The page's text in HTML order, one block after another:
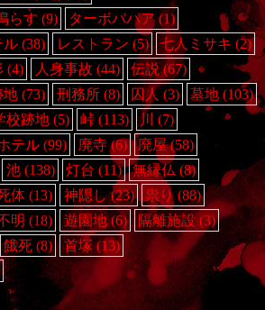
らす (9) ターボババア(1)
ル (38) レストラン (5) 七人ミサキ (2)
(4) 人身事故 (44) 伝説(67)
地 (73) 刑務所(8) 囚人 (3) 墓地(103)
校跡地(5) 峠(113) 川
(7)
テル (99) 廃寺(6) 廃屋(58)
池(138) 灯台 (11) 無縁仏 (8)
体 (13) 神隠し(23) 祟り(88)
明 (18) 遊園地(6) 隔離施設(3)
餓死 (8) 首塚(13)